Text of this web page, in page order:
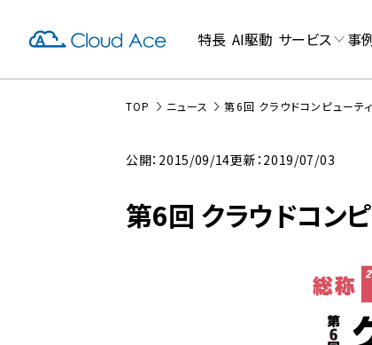
特長 AI駆動 サービス 事
TOP ニュース 第6回 クラウドコンピューテ
公開：2015/09/14更新：2019/07/03
第6回 クラウドコン